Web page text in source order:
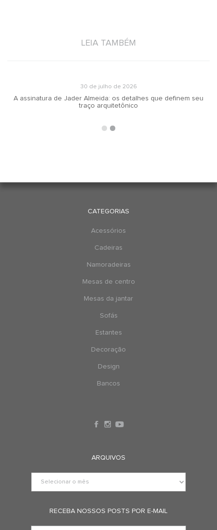
LEIA TAMBÉM
30 de julho de 2026
A assinatura de Jader Almeida: os detalhes que definem seu
traço arquitetônico
CATEGORIAS
Acessórios
Cadeiras
Namoradeiras
Mesas de centro
Mesas da jantar
Sofás
Estantes
Decoração
Design
Bancos
ARQUIVOS
RECEBA NOSSOS POSTS POR E-MAIL